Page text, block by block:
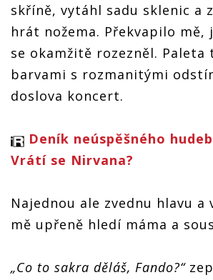
skříně, vytáhl sadu sklenic a
hrát nožema. Překvapilo mě,
se okamžitě rozezněl. Paleta
barvami s rozmanitými
doslova koncert.
Deník neúspěšného
Vrátí se Nirvana?
Najednou ale zvednu hlavu a
mě upřeně hledí máma a
„Co to sakra děláš, Fando?“